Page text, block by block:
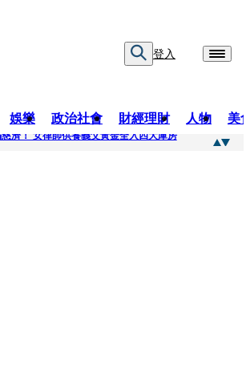
登入
娛樂 政治社會 財經理財 人物 美
濟！ 女律師供養義父黃金全入四大庫房